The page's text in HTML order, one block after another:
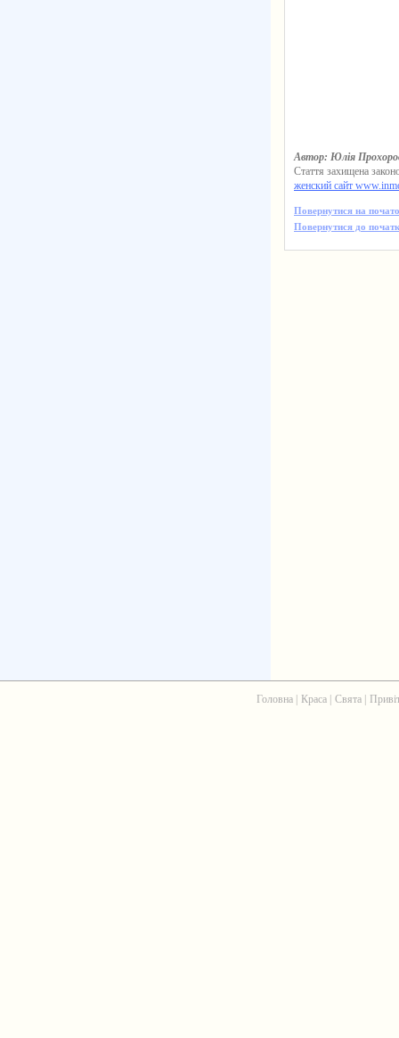
Автор: Юлія
Стаття захищена
женский сайт
Повернутися на
Повернутися до
Головна| Краса| Свята|